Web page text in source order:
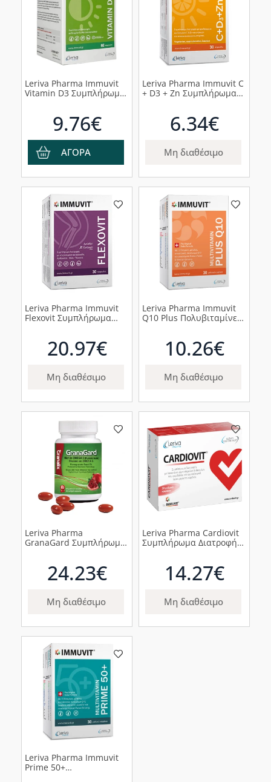
Leriva Pharma Immuvit
Vitamin D3 Συμπλήρωμα
9.76€
ΑΓΟΡΑ
Leriva Pharma Immuvit C
+ D3 + Zn Συμπλήρωμα
Ανοσοποιητικού,
30κάψουλες6.34€
Μη διαθέσιμο
Leriva Pharma Immuvit
Flexovit Συμπλήρωμα
20.97€
Μη διαθέσιμο
Leriva Pharma Immuvit
Q10 Plus Πολυβιταμίνες,
10.26€
Μη διαθέσιμο
Leriva Pharma
GranaGard Συμπλήρωμα
60 καψάκια24.23€
Μη διαθέσιμο
Leriva Pharma Cardiovit
Συμπλήρωμα Διατροφής
14.27€
Μη διαθέσιμο
Leriva Pharma Immuvit
Prime 50+